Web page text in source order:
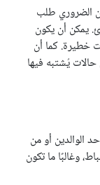
الضروري طلب
يمكن أن يكون
خطيرة. كما أن
حالات يُشتبه فيها
الوالدين أو من
وغالبًا ما تكون